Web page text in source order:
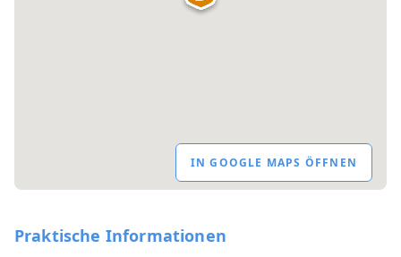
IN GOOGLE MAPS ÖFFNEN
Praktische Informationen